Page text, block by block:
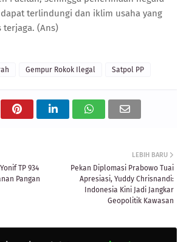
terlindungi dan iklim usaha yang
(Ans)
Gempur Rokok Ilegal Satpol PP
LEBIH BARU
Pekan Diplomasi Prabowo Tuai
Apresiasi, Yuddy Chrisnandi:
Indonesia Kini Jadi Jangkar
Geopolitik Kawasan
TP 934
Pangan